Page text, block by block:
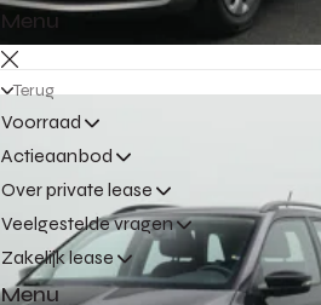
Menu
Terug
Voorraad
Actieaanbod
Over private lease
Veelgestelde vragen
Zakelijk lease
Menu